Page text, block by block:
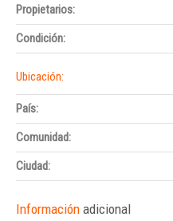
Propietarios:
Condición:
Ubicación:
País:
Comunidad:
Ciudad:
Información adicional